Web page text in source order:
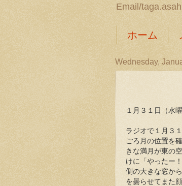
Email/
ホーム
Wednesday,
１月３１日（水
ラジオで１月３
ごろ月の位置を
きな満月が東の
けに「やったー
側の大きな窓か
を曇らせてまた